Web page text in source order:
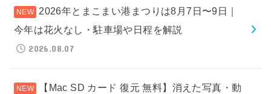
2026年とまこまい港まつりは8月7日〜9日｜
今年は花火なし・駐車場や日程を解説
2026.08.07
【Mac SD カード 復元 無料】消えた写真・動